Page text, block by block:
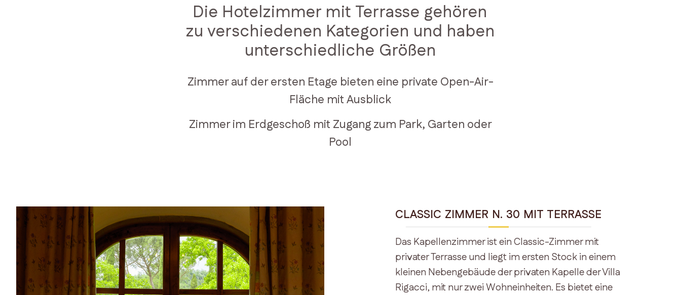
RESTAURANT
POOL
PARK
TOSKANA
Die Hotelzimmer mit Terrasse gehören
zu verschiedenen Kategorien und haben
unterschiedliche Größen
Zimmer auf der ersten Etage bieten eine private Open-Air-
Fläche mit Ausblick
Zimmer im Erdgeschoß mit Zugang zum Park, Garten oder
Pool
CLASSIC ZIMMER N. 30 MIT TERRASSE
Das Kapellenzimmer ist ein Classic-Zimmer mit
privater Terrasse und liegt im ersten Stock in einem
kleinen Nebengebäude der privaten Kapelle der Villa
Rigacci, mit nur zwei Wohneinheiten. Es bietet eine